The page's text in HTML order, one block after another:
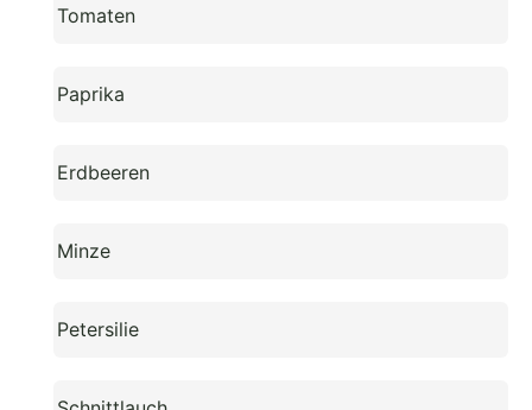
Tomaten
Paprika
Erdbeeren
Minze
Petersilie